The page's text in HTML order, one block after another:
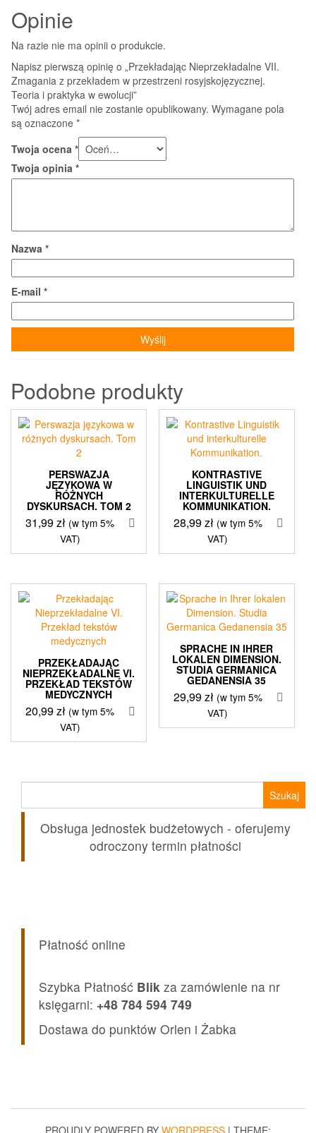
Opinie
Na razie nie ma opinii o produkcie.
Napisz pierwszą opinię o „Przekładając Nieprzekładalne VII.
Zmagania z przekładem w przestrzeni rosyjskojęzycznej.
Teoria i praktyka w ewolucji”
Twój adres email nie zostanie opublikowany. Wymagane pola
są oznaczone *
Twoja ocena *
Twoja opinia *
Nazwa *
E-mail *
Podobne produkty
PERSWAZJA
JĘZYKOWA W
RÓŻNYCH
DYSKURSACH. TOM 2
31,99zł (w tym 5%
VAT)
KONTRASTIVE
LINGUISTIK UND
INTERKULTURELLE
KOMMUNIKATION.
28,99zł (w tym 5%
VAT)
PRZEKŁADAJĄC
NIEPRZEKŁADALNE VI.
PRZEKŁAD TEKSTÓW
MEDYCZNYCH
20,99zł (w tym 5%
VAT)
SPRACHE IN IHRER
LOKALEN DIMENSION.
STUDIA GERMANICA
GEDANENSIA 35
29,99zł (w tym 5%
VAT)
Obsługa jednostek budżetowych - oferujemy
odroczony termin płatności
Płatność online
Szybka Płatność Blik za zamówienie na nr
księgarni: +48 784 594 749
Dostawa do punktów Orlen i Żabka
PROUDLY POWERED BY WORDPRESS | THEME: